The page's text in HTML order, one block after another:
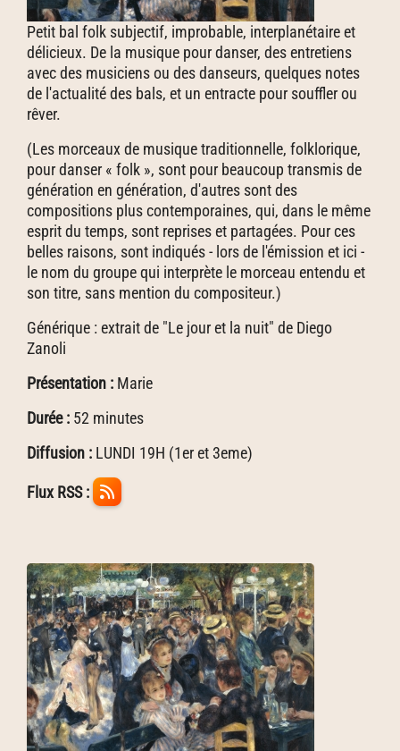
Petit bal folk subjectif, improbable, interplanétaire et
délicieux. De la musique pour danser, des entretiens
avec des musiciens ou des danseurs, quelques notes
de l'actualité des bals, et un entracte pour souffler ou
rêver.
(Les morceaux de musique traditionnelle, folklorique,
pour danser « folk », sont pour beaucoup transmis de
génération en génération, d'autres sont des
compositions plus contemporaines, qui, dans le même
esprit du temps, sont reprises et partagées. Pour ces
belles raisons, sont indiqués - lors de l'émission et ici -
le nom du groupe qui interprète le morceau entendu et
son titre, sans mention du compositeur.)
Générique : extrait de "Le jour et la nuit" de Diego
Zanoli
Présentation : Marie
Durée : 52 minutes
Diffusion : LUNDI 19H (1er et 3eme)
Flux RSS :